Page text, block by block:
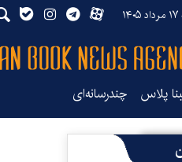
پلاس چندرسانه‌ای